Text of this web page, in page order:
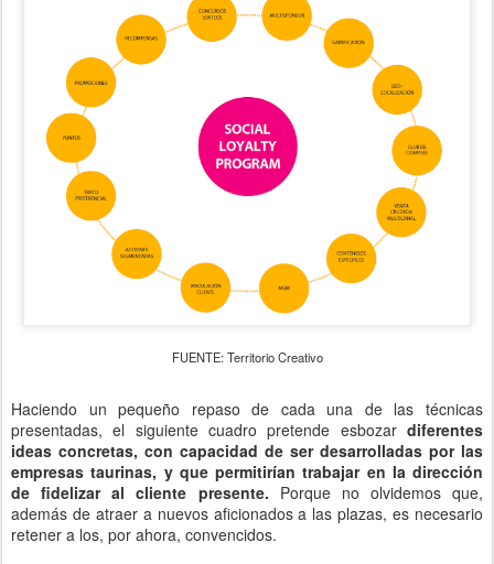
FUENTE: Territorio Creativo
Haciendo un pequeño repaso de cada una de las técnicas
presentadas, el siguiente cuadro pretende esbozar diferentes
ideas concretas, con capacidad de ser desarrolladas por las
empresas taurinas, y que permitirían trabajar en la dirección
de fidelizar al cliente presente. Porque no olvidemos que,
además de atraer a nuevos aficionados a las plazas, es necesario
retener a los, por ahora, convencidos.